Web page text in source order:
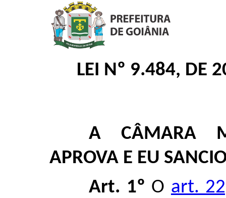
LEI Nº 9.484, DE
A CÂMARA
APROVA E EU
Art. 1º O art.